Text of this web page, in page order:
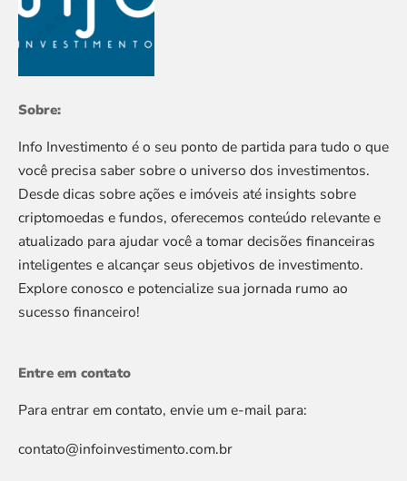
Sobre:
Info Investimento é o seu ponto de partida para tudo o que
você precisa saber sobre o universo dos investimentos.
Desde dicas sobre ações e imóveis até insights sobre
criptomoedas e fundos, oferecemos conteúdo relevante e
atualizado para ajudar você a tomar decisões financeiras
inteligentes e alcançar seus objetivos de investimento.
Explore conosco e potencialize sua jornada rumo ao
sucesso financeiro!
Entre em contato
Para entrar em contato, envie um e-mail para:
contato@infoinvestimento.com.br